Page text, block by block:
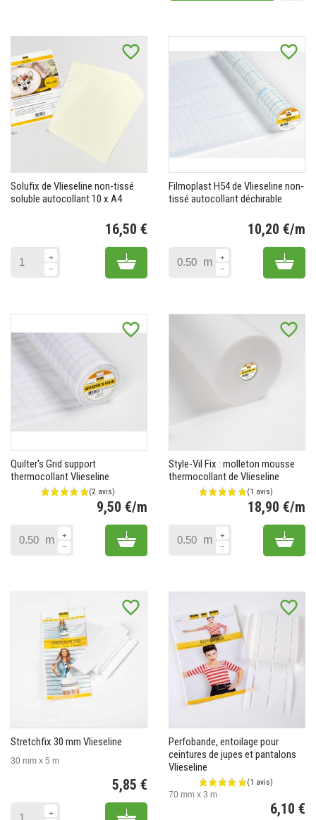
favorite_border
Solufix de Vlieseline non-tissé
soluble autocollant 10 x A4
16,50 €
Add to cart
favorite_border
Filmoplast H54 de Vlieseline non-
tissé autocollant déchirable
10,20 €/m
m Add
favorite_border
Quilter's Grid support
thermocollant Vlieseline
9,50 €/m
m Add to cart
favorite_border
Style-Vil Fix : molleton mousse
thermocollant de Vlieseline
18,90 €/m
m Add
favorite_border
Stretchfix 30 mm Vlieseline
30 mm x 5 m
5,85 €
Add to cart
favorite_border
Perfobande, entoilage pour
ceintures de jupes et pantalons
Vlieseline
70 mm x 3 m
6,10 €